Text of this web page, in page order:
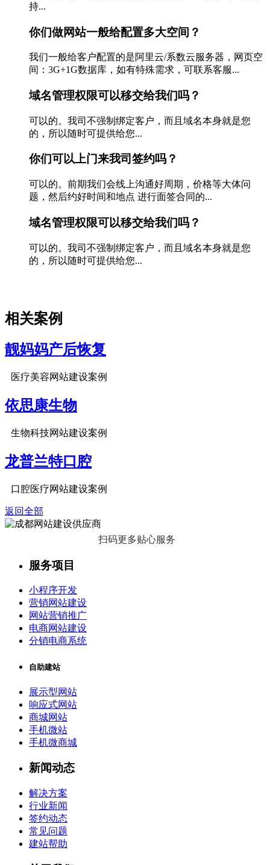
持...
你们做网站一般给配置多大空间？
我们一般给客户配置的是阿里云/系数云服务器，网页空
间：3G+1G数据库，如有特殊需求，可联系客服...
域名管理权限可以移交给我们吗？
可以的。我司不强制绑定客户，而且域名本身就是您
的，所以随时可提供给您...
你们可以上门来我司签约吗？
可以的。前期我们会线上沟通好周期，价格等大体问
题，然后约好时间和地点 进行面签合同的...
域名管理权限可以移交给我们吗？
可以的。我司不强制绑定客户，而且域名本身就是您
的，所以随时可提供给您...
相关案例
靓妈妈产后恢复
医疗美容网站建设案例
依思康生物
生物科技网站建设案例
龙普兰特口腔
口腔医疗网站建设案例
返回全部
扫码更多贴心服务
服务项目
小程序开发
营销网站建设
网站营销推广
电商网站建设
分销电商系统
自助建站
展示型网站
响应式网站
商城网站
手机微站
手机微商城
新闻动态
解决方案
行业新闻
签约动态
常见问题
建站帮助